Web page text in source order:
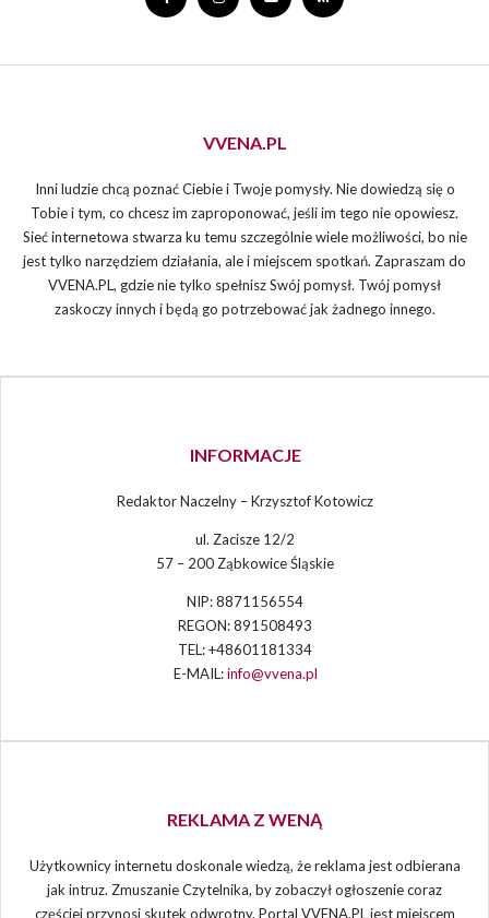
VVENA.PL
Inni ludzie chcą poznać Ciebie i Twoje pomysły. Nie dowiedzą się o
Tobie i tym, co chcesz im zaproponować, jeśli im tego nie opowiesz.
Sieć internetowa stwarza ku temu szczególnie wiele możliwości, bo nie
jest tylko narzędziem działania, ale i miejscem spotkań. Zapraszam do
VVENA.PL, gdzie nie tylko spełnisz Swój pomysł. Twój pomysł
zaskoczy innych i będą go potrzebować jak żadnego innego.
INFORMACJE
Redaktor Naczelny – Krzysztof Kotowicz
ul. Zacisze 12/2
57 – 200 Ząbkowice Śląskie
NIP: 8871156554
REGON: 891508493
TEL: +48601181334
E-MAIL:info@vvena.pl
REKLAMA Z WENĄ
Użytkownicy internetu doskonale wiedzą, że reklama jest odbierana
jak intruz. Zmuszanie Czytelnika, by zobaczył ogłoszenie coraz
częściej przynosi skutek odwrotny. Portal VVENA.PL jest miejscem